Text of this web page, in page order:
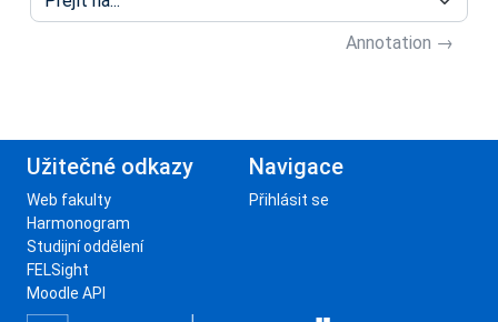
Přejít na...
Annotation →
Užitečné odkazy
Web fakulty
Harmonogram
Studijní oddělení
FELSight
Moodle API
Navigace
Přihlásit se